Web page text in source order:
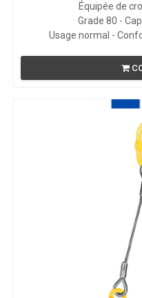
Équipée de
Grade 80 -
Usage normal -